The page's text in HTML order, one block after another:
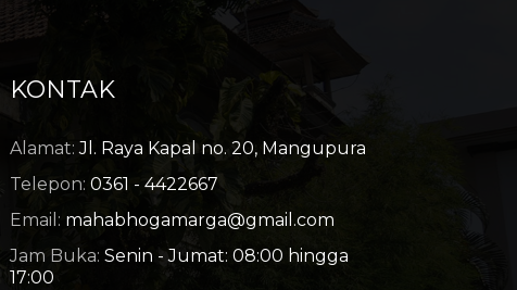
KONTAK
Alamat: Jl. Raya Kapal no. 20, Mangupura
Telepon: 0361 - 4422667
Email: mahabhogamarga@gmail.com
Jam Buka: Senin - Jumat: 08:00 hingga
17:00